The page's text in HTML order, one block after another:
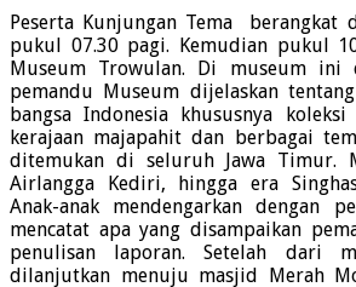
Peserta Kunjungan Tema
pukul 07.30 pagi. Kemudian pukul
Museum Trowulan. Di museum ini
pemandu Museum dijelaskan
bangsa Indonesia khususnya
kerajaan majapahit dan berbagai
ditemukan di seluruh Jawa Timur.
Airlangga Kediri, hingga era
Anak-anak mendengarkan dengan
mencatat apa yang disampaikan
penulisan laporan. Setelah dari
dilanjutkan menuju masjid Merah